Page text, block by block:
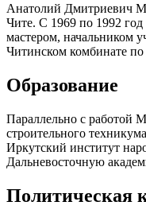
Анатолий Дмитриевич
Чите. С 1969 по 1992 год
мастером, начальником
Читинском комбинате по
Образование
Параллельно с работой
строительного
Иркутский институт
Дальневосточную
Политическая